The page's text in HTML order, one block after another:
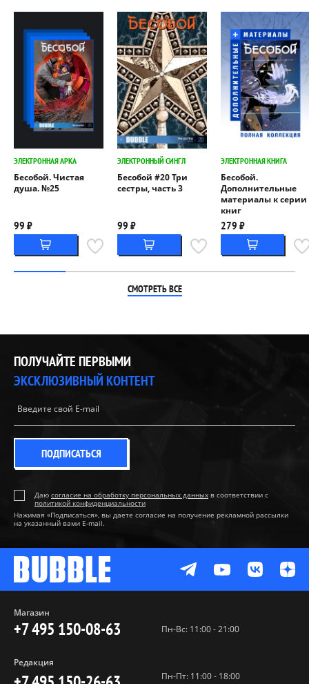
ЭЛЕКТРОННАЯ АРКА
Бесобой. Чистая
душа. №25
99 ₽
ЭЛЕКТРОННЫЙ СИНГЛ
Бесобой #20 Три
сестры, часть 3
99 ₽
ЭЛЕКТРОННАЯ КНИГА
Бесобой.
Дополнительные
материалы к серии
книг
279 ₽
СМОТРЕТЬ ВСЕ
ПОЛУЧАЙТЕ ПЕРВЫМИ
ЭКСКЛЮЗИВНЫЙ КОНТЕНТ
ПОДПИСАТЬСЯ
Даю согласие на обработку персональных данных в соответствии с
политикой конфиденциальности
Нажимая «Подписаться», вы даете согласие на получение рекламной рассылки
на указанный вами E-mail.
Магазин
+7 495 150-08-63 Пн-Вс: 11:00 - 21:00
Редакция
Пн-Пт: 11:00 - 18:00